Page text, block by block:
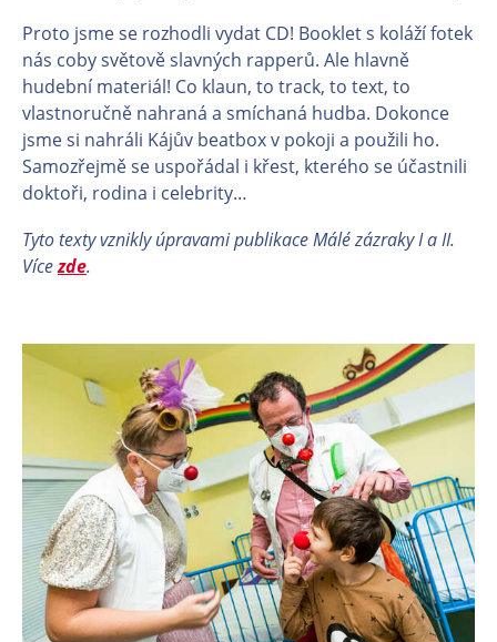
Proto jsme se rozhodli vydat CD! Booklet s koláží fotek
nás coby světově slavných rapperů. Ale hlavně
hudební materiál! Co klaun, to track, to text, to
vlastnoručně nahraná a smíchaná hudba. Dokonce
jsme si nahráli Kájův beatbox v pokoji a použili ho.
Samozřejmě se uspořádal i křest, kterého se účastnili
doktoři, rodina i celebrity…
Tyto texty vznikly úpravami publikace Málé zázraky I a II.
Vícezde.